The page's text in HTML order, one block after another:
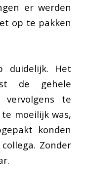
er werden
op te pakken
duidelijk. Het
de gehele
vervolgens te
moeilijk was,
konden
Zonder